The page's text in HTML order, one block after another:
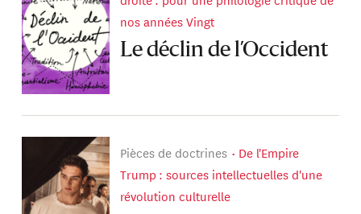
nos années Vingt
Le déclin de l’Occident
Pièces de doctrines
De l'Empire
Trump : sources intellectuelles d'une
révolution culturelle